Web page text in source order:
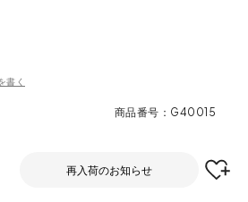
書く
商品番号 G40015
再入荷のお知らせ